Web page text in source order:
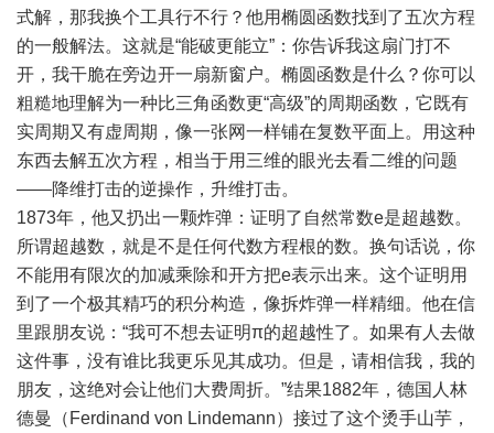
式解，那我换个工具行不行？他用椭圆函数找到了五次方程
的一般解法。这就是“能破更能立”：你告诉我这扇门打不
开，我干脆在旁边开一扇新窗户。椭圆函数是什么？你可以
粗糙地理解为一种比三角函数更“高级”的周期函数，它既有
实周期又有虚周期，像一张网一样铺在复数平面上。用这种
东西去解五次方程，相当于用三维的眼光去看二维的问题
——降维打击的逆操作，升维打击。
1873年，他又扔出一颗炸弹：证明了自然常数e是超越数。
所谓超越数，就是不是任何代数方程根的数。换句话说，你
不能用有限次的加减乘除和开方把e表示出来。这个证明用
到了一个极其精巧的积分构造，像拆炸弹一样精细。他在信
里跟朋友说：“我可不想去证明π的超越性了。如果有人去做
这件事，没有谁比我更乐见其成功。但是，请相信我，我的
朋友，这绝对会让他们大费周折。”结果1882年，德国人林
德曼（Ferdinand von Lindemann）接过了这个烫手山芋，